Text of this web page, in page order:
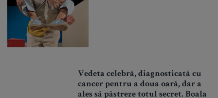
Vedeta celebră, diagnosticată cu
cancer pentru a doua oară, dar a
ales să păstreze totul secret. Boala